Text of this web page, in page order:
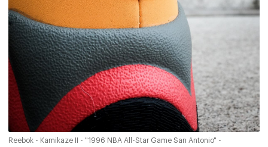
Reebok - Kamikaze II - "1996 NBA All-Star Game San Antonio" -